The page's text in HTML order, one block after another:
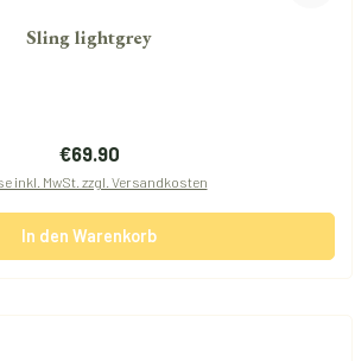
Sling lightgrey
Regulärer Preis:
€69.90
inkl. MwSt. zzgl. Versandkosten
In den Warenkorb